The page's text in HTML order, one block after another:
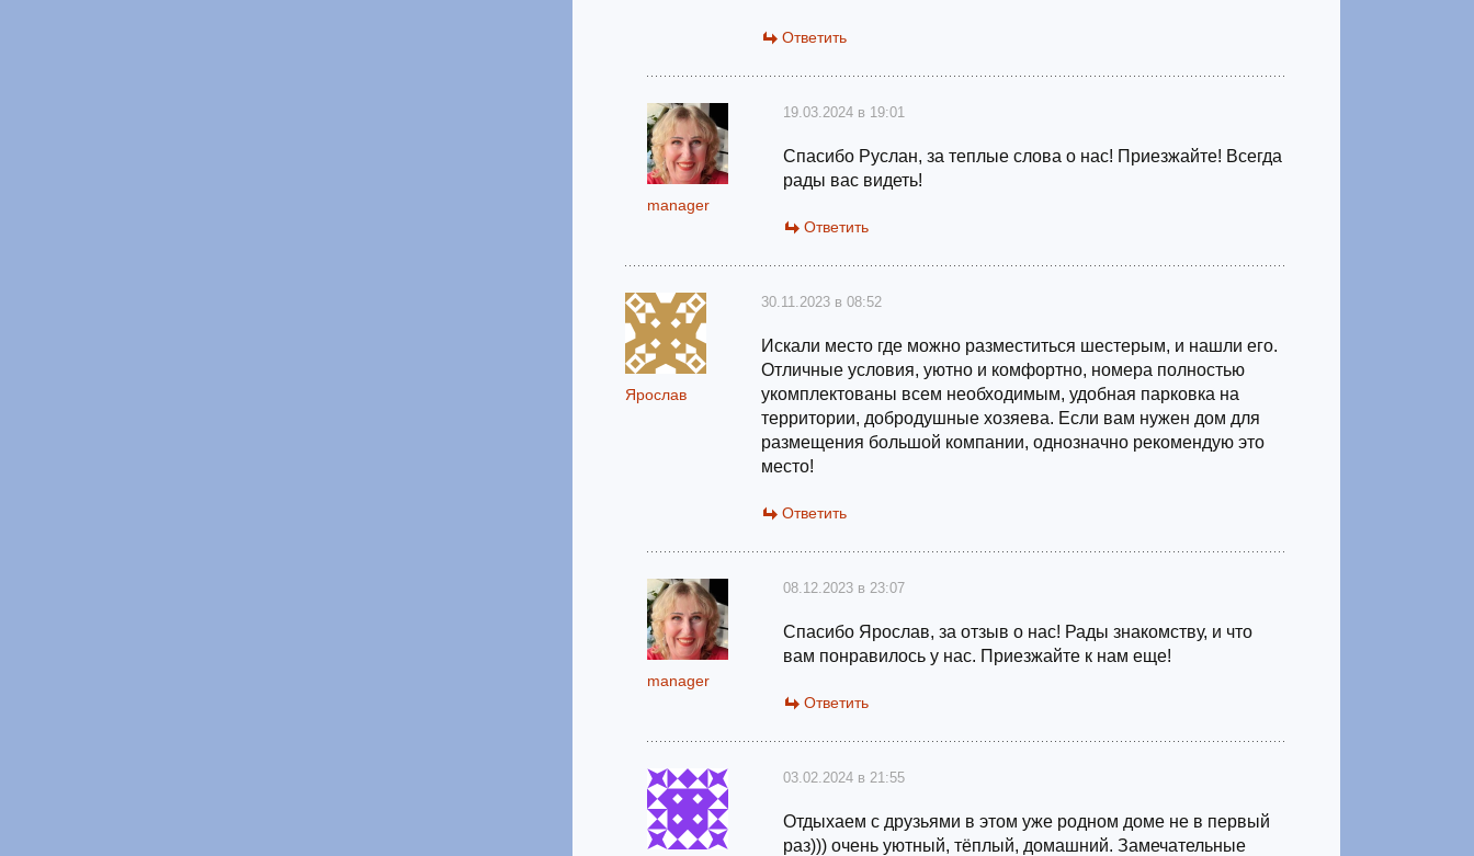
Ответить
manager
19.03.2024 в 19:01
Спасибо Руслан, за теплые слова о нас! Приезжайте! Всегда
рады вас видеть!
Ответить
Ярослав
30.11.2023 в 08:52
Искали место где можно разместиться шестерым, и нашли его.
Отличные условия, уютно и комфортно, номера полностью
укомплектованы всем необходимым, удобная парковка на
территории, добродушные хозяева. Если вам нужен дом для
размещения большой компании, однозначно рекомендую это
место!
Ответить
manager
08.12.2023 в 23:07
Спасибо Ярослав, за отзыв о нас! Рады знакомству, и что
вам понравилось у нас. Приезжайте к нам еще!
Ответить
03.02.2024 в 21:55
Отдыхаем с друзьями в этом уже родном доме не в первый
раз))) очень уютный, тёплый, домашний. Замечательные